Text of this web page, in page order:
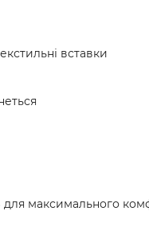
вставки
для максимального